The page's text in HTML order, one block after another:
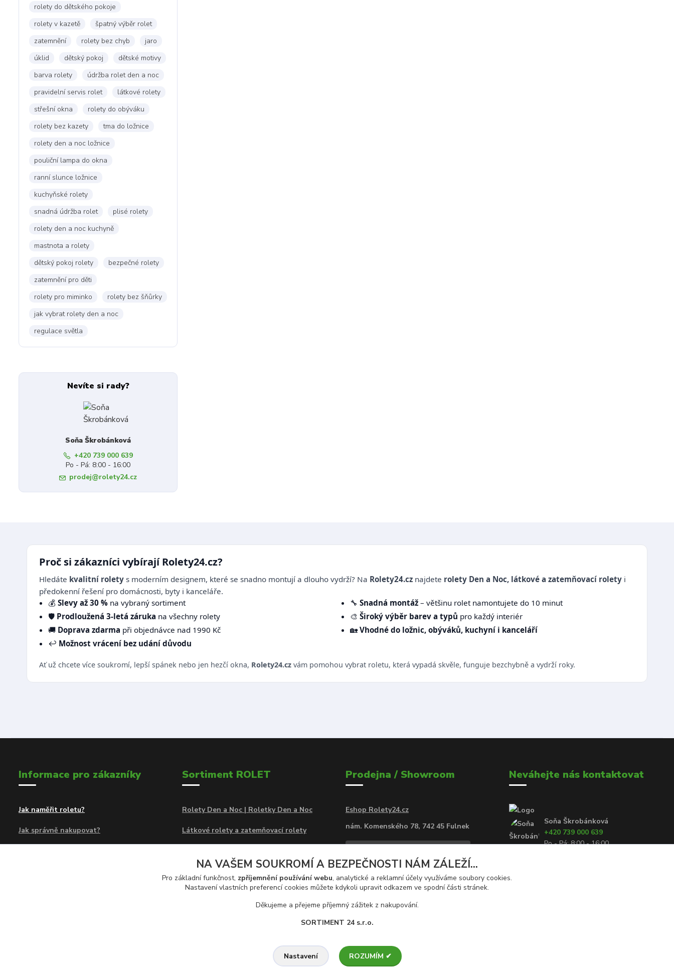
rolety do dětského pokoje
rolety v kazetě
špatný výběr rolet
zatemnění
rolety bez chyb
jaro
úklid
dětský pokoj
dětské motivy
barva rolety
údržba rolet den a noc
pravidelní servis rolet
látkové rolety
střešní okna
rolety do obýváku
rolety bez kazety
tma do ložnice
rolety den a noc ložnice
pouliční lampa do okna
ranní slunce ložnice
kuchyňské rolety
snadná údržba rolet
plisé rolety
rolety den a noc kuchyně
mastnota a rolety
dětský pokoj rolety
bezpečné rolety
zatemnění pro děti
rolety pro miminko
rolety bez šňůrky
jak vybrat rolety den a noc
regulace světla
Nevíte si rady?
Soňa Škrobánková
+420 739 000 639
Po - Pá: 8:00 - 16:00
prodej@rolety24.cz
Proč si zákazníci vybírají Rolety24.cz?
Hledáte kvalitní rolety s moderním designem, které se snadno montují a dlouho vydrží? Na Rolety24.cz najdete rolety Den a Noc, látkové a zatemňovací rolety i
předokenní řešení pro domácnosti, byty i kanceláře.
💰 Slevy až 30 %na vybraný sortiment
🛡️ Prodloužená 3-letá záruka na všechny rolety
🚚 Doprava zdarma při objednávce nad 1990 Kč
↩️ Možnost vrácení bez udání důvodu
🔧 Snadná montáž– většinu rolet namontujete do 10 minut
🎨 Široký výběr barev a typů pro každý interiér
🏡Vhodné do ložnic, obýváků, kuchyní i kanceláří
Ať už chcete více soukromí, lepší spánek nebo jen hezčí okna, Rolety24.cz vám pomohou vybrat roletu, která vypadá skvěle, funguje bezchybně a vydrží roky.
Informace pro zákazníky
Jak naměřit roletu?
Jak správně nakupovat?
Sortiment ROLET
Rolety Den a Noc | Roletky Den a Noc
Látkové rolety a zatemňovací rolety
Předokenní rolety na zeď
Prodejna / Showroom
Eshop Rolety24.cz
nám. Komenského 78, 742 45 Fulnek
Neváhejte nás kontaktovat
Soňa Škrobánková
+420 739 000 639
Po - Pá: 8:00 - 16:00
© 2026 Eshop Rolety24.cz | Provozovatel: Sortiment 24 s.r.o., Na Trávníkách 959, 742 13 Studénka,
NA VAŠEM SOUKROMÍ A BEZPEČNOSTI NÁM ZÁLEŽÍ...
Pro základní funkčnost, zpříjemnění používání webu, analytické a reklamní účely využíváme soubory cookies.
Nastavení vlastních preferencí cookies můžete kdykoli upravit odkazem ve spodní části stránek.
Děkujeme a přejeme příjemný zážitek z nakupování.
SORTIMENT 24 s.r.o.
Nastavení ROZUMÍM ✔